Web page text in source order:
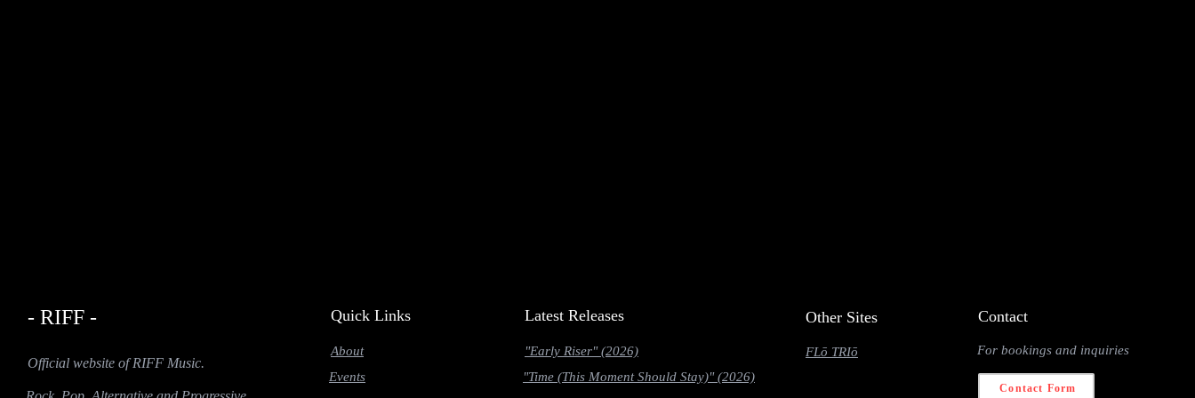
- RIFF -
Official website of RIFF Music.
Quick Links
About
Events
Latest Releases
"Early Riser" (2026)
"Time (This Moment Should Stay)" (2026)
Contact
For bookings and inquiries
Contact Form
Other Sites
FLō TRIō